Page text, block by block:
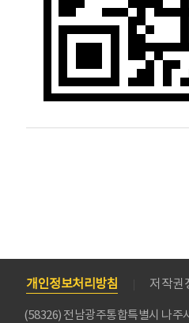
개인정보처리방침 저작권
(58326) 전남광주통합특별시 나주